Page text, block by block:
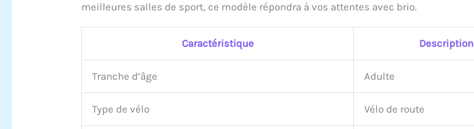
meilleures salles de sport, ce modèle répondra à vos attentes avec brio.
Caractéristique Description
Tranche d’âge Adulte
Type de vélo Vélo de route